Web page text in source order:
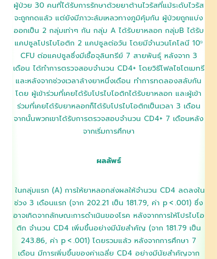
ผู้ป่วย 30 คนที่ได้รับการรักษาด้วยยาต้านไวรัสที่แม้ระดับไวรัส
จะถูกกดแล้ว แต่ยังมีภาวะล้มเหลวทางภูมิคุ้มกัน ผู้ป่วยถูกแบ่ง
ออกเป็น 2 กลุ่มเท่าๆ กัน กลุ่ม A ได้รับยาหลอก กลุ่มB ได้รับ
แคปซูลโปรไบโอติก 2 แคปซูลต่อวัน โดยมีจำนวนโคโลนี 10⁹
CFU ต่อแคปซูลซึ่งมีเชื้อจุลินทรีย์ 7 สายพันธุ์ หลังจาก 3
เดือน ได้ทำการตรวจสอบจำนวน CD4+ โดยวิธีโฟลไซโตเมทรี
และหลังจากช่วงเวลาล้างยาหนึ่งเดือน ทำการทดลองสลับกัน
โดย ผู้เข้าร่วมที่เคยได้รับโปรไบโอติกได้รับยาหลอก และผู้เข้า
ร่วมที่เคยได้รับยาหลอกก็ได้รับโปรไบโอติกเป็นเวลา 3 เดือน
จากนั้นพวกเขาได้รับการตรวจสอบจำนวน CD4+ 7 เดือนหลัง
จากเริ่มการศึกษา
ผลลัพธ์
ในกลุ่มแรก (A) การให้ยาหลอกส่งผลให้จำนวน CD4 ลดลงใน
ช่วง 3 เดือนแรก (จาก 202.21 เป็น 181.79, ค่า p < .001) ซึ่ง
อาจเกิดจากลักษณะการดำเนินของโรค หลังจากการให้โปรไบโอ
ติก จำนวน CD4 เพิ่มขึ้นอย่างมีนัยสำคัญ (จาก 181.79 เป็น
243.86, ค่า p < .001) โดยรวมแล้ว หลังจากการศึกษา 7
เดือน มีการเพิ่มขึ้นของค่าเฉลี่ย CD4 อย่างมีนัยสำคัญจาก